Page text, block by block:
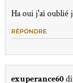
Ha oui j'ai oublié
RÉPONDRE
exuperance60